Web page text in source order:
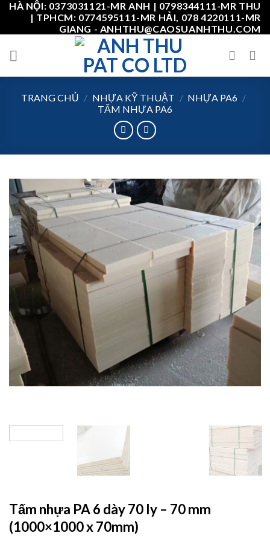
Skip
content
HÀ NỘI: 0373031121-MR ANH | 0798344111-MR THU
| TPHCM: 0774595111-MR HẢI, 078 4220111-MR
GIANG - ANHTHU@CAOSUANHTHU.COM
TRANG CHỦ / NHỰA KỸ THUẬT / NHỰA PA6 /
TẤM NHỰA PA6
Tấm nhựa PA 6 dày 70 ly – 70 mm
(1000×1000 x 70mm)